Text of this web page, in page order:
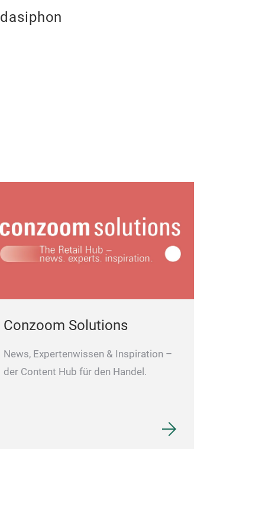
Conzoom Solutions
News, Expertenwissen & Inspiration –
der Content Hub für den Handel.